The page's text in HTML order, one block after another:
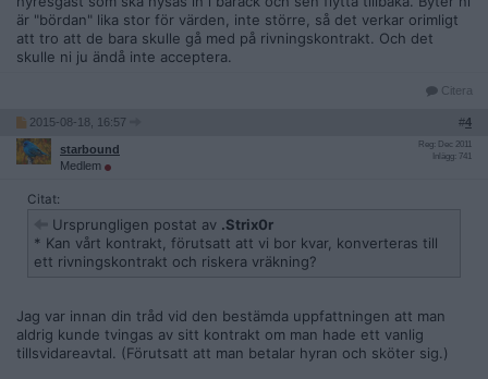
är "bördan" lika stor för värden, inte större, så det verkar orimligt
att tro att de bara skulle gå med på rivningskontrakt. Och det
skulle ni ju ändå inte acceptera.
Citera
2015-08-18, 16:57 #4
starbound
Medlem
Reg: Dec 2011
Inlägg: 741
Citat:
Ursprungligen postat av .Strix0r
* Kan vårt kontrakt, förutsatt att vi bor kvar, konverteras till
ett rivningskontrakt och riskera vräkning?
Jag var innan din tråd vid den bestämda uppfattningen att man
aldrig kunde tvingas av sitt kontrakt om man hade ett vanlig
tillsvidareavtal. (Förutsatt att man betalar hyran och sköter sig.)